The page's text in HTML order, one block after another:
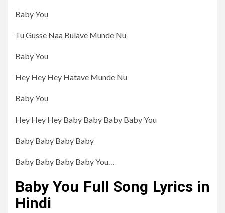
Baby You
Tu Gusse Naa Bulave Munde Nu
Baby You
Hey Hey Hey Hatave Munde Nu
Baby You
Hey Hey Hey Baby Baby Baby Baby You
Baby Baby Baby Baby
Baby Baby Baby Baby You…
Baby You Full Song Lyrics in
Hindi